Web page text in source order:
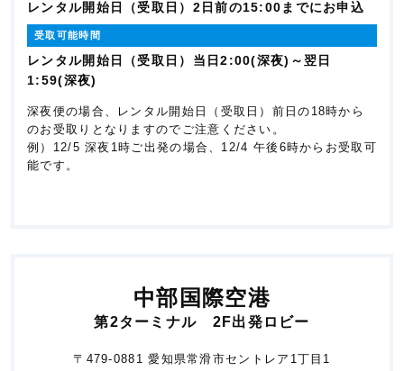
レンタル開始日（受取日）2日前の15:00までにお申込
受取可能時間
レンタル開始日（受取日）当日2:00(深夜)～翌日
1:59(深夜)
深夜便の場合、レンタル開始日（受取日）前日の18時から
のお受取りとなりますのでご注意ください。
例）12/5 深夜1時ご出発の場合、12/4 午後6時からお受取可
能です。
中部国際空港
第2ターミナル 2F出発ロビー
〒479-0881 愛知県常滑市セントレア1丁目1